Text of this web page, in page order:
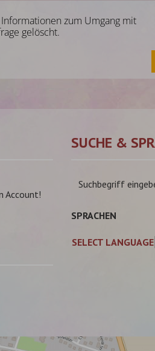
zum Umgang mit
gelöscht.
Account!
SUCHE &
SPRACHEN
SELECT LANGUAGE